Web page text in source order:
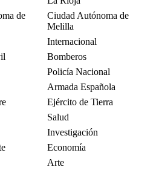
de
Ciudad Autónoma de
Melilla
Internacional
Bomberos
Policía Nacional
Armada Española
Ejército de Tierra
Salud
Investigación
Economía
Arte